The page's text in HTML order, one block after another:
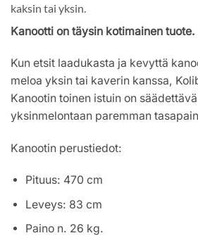
kaksin tai yksin.
Kanootti on täysin kotimainen tuote.
Kun etsit laadukasta ja kevyttä
meloa yksin tai kaverin kanssa,
Kanootin toinen istuin on
yksinmelontaan paremman
Kanootin perustiedot:
Pituus: 470 cm
Leveys: 83 cm
Paino n. 26 kg.